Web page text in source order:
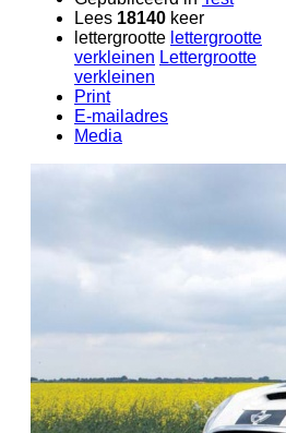
Lees 18140 keer
lettergrootte lettergrootte
verkleinen Lettergrootte
verkleinen
Print
E-mailadres
Media